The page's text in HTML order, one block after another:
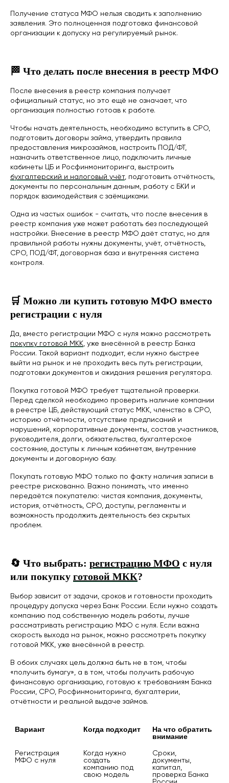
Получение статуса МФО нельзя сводить к заполнению
заявления. Это полноценная подготовка финансовой
организации к допуску на регулируемый рынок.
🏁 Что делать после внесения в реестр МФО
После внесения в реестр компания получает
официальный статус, но это ещё не означает, что
организация полностью готоав к работе.
Чтобы начать деятельность, необходимо вступить в СРО,
подготовить договоры займа, утвердить правила
предоставления микрозаймов, настроить ПОД/ФТ,
назначить ответственное лицо, подключить личные
кабинеты ЦБ и Росфинмониторинга, выстроить
бухгалтерский и налоговый учёт, подготовить отчётность,
документы по персональным данным, работу с БКИ и
порядок взаимодействия с заёмщиками.
Одна из частых ошибок - считать, что после внесения в
реестр компания уже может работать без последующей
настройки. Внесение в реестр МФО даёт статус, но для
правильной работы нужны документы, учёт, отчётность,
СРО, ПОД/ФТ, договорная база и внутренняя система
контроля.
🛒 Можно ли купить готовую МФО вместо
регистрации с нуля
Да, вместо регистрации МФО с нуля можно рассмотреть
покупку готовой МКК , уже внесённой в реестр Банка
России. Такой вариант подходит, если нужно быстрее
выйти на рынок и не проходить весь путь регистрации,
подготовки документов и ожидания решения регулятора.
Покупка готовой МФО требует тщательной проверки.
Перед сделкой необходимо проверить наличие компании
в реестре ЦБ, действующий статус МКК, членство в СРО,
историю отчётности, отсутствие предписаний и
нарушений, корпоративные документы, состав участников,
руководителя, долги, обязательства, бухгалтерское
состояние, доступы к личным кабинетам, внутренние
документы и договорную базу.
Покупать готовую МФО только по факту наличия записи в
реестре рискованно. Важно понимать, что именно
передаётся покупателю: чистая компания, документы,
история, отчётность, СРО, доступы, регламенты и
возможность продолжить деятельность без скрытых
проблем.
🔄 Что выбрать: регистрацию МФО с нуля
или покупку готовой МКК?
Выбор зависит от задачи, сроков и готовности проходить
процедуру допуска через Банк России. Если нужно создать
компанию под собственную модель работы, лучше
рассматривать регистрацию МФО с нуля. Если важна
скорость выхода на рынок, можно рассмотреть покупку
готовой МКК, уже внесённой в реестр.
В обоих случаях цель должна быть не в том, чтобы
«получить бумагу», а в том, чтобы получить рабочую
финансовую организацию, готовую к требованиям Банка
России, СРО, Росфинмониторинга, бухгалтерии,
отчётности и реальной выдаче займов.
Вариант Когда подходит
На что обратить
внимание
Регистрация
МФО с нуля
Когда нужно
создать
компанию под
свою модель
Сроки,
документы,
капитал,
проверка Банка
России
Контактная информация
Контактный номер:
8 (800) 302 64 60
Адрес:
141070, Московская область,
г. Королёв, ул. Калинина, д.6Б
Режим работы:
Ежедневно с 10:00 до 21:00
Онлайн консультация:
пишите нам в мессенджеры:
Популярные услуги
Покупка готовой МФО
Регистрация кооператива
Покупка ломбарда
Регистрация ООО и ИП
Финансовый бизнес
Отчетность в ЦБ
Внесение в реестр МФО
О нас
Контакты
Политика конфиденциальности